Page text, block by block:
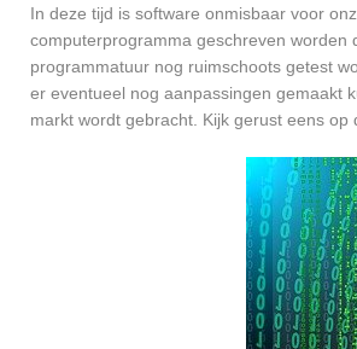
In deze tijd is software onmisbaar voor
computerprogramma geschreven worden
programmatuur nog ruimschoots getest
er eventueel nog aanpassingen gemaakt
markt wordt gebracht. Kijk gerust eens op